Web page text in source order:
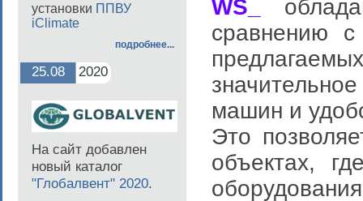
WS_
сравнению
машин и
Это
объектах,
установки ППВУ
iClimate
подробнее...
25.08 2020
На сайт добавлен
новый каталог
"Глобалвент" 2020.